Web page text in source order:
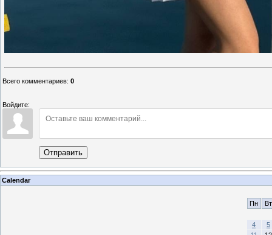
Всего комментариев: 0
Войдите:
Отправить
Calendar
Пн Вт
4
5